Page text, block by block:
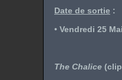
Date de sortie :
• Vendredi 25
The Chalice